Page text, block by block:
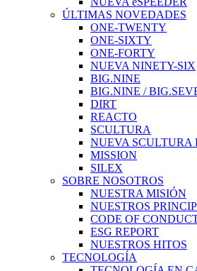
ÚLTIMAS NOVEDADES
ONE-TWENTY
ONE-SIXTY
ONE-FORTY
NUEVA NINETY-SIX
BIG.NINE
BIG.NINE /
DIRT
REACTO
SCULTURA
NUEVA SCULTURA
MISSION
SILEX
SOBRE NOSOTROS
NUESTRA MISIÓN
NUESTROS
CODE OF
ESG REPORT
NUESTROS HITOS
TECNOLOGÍA